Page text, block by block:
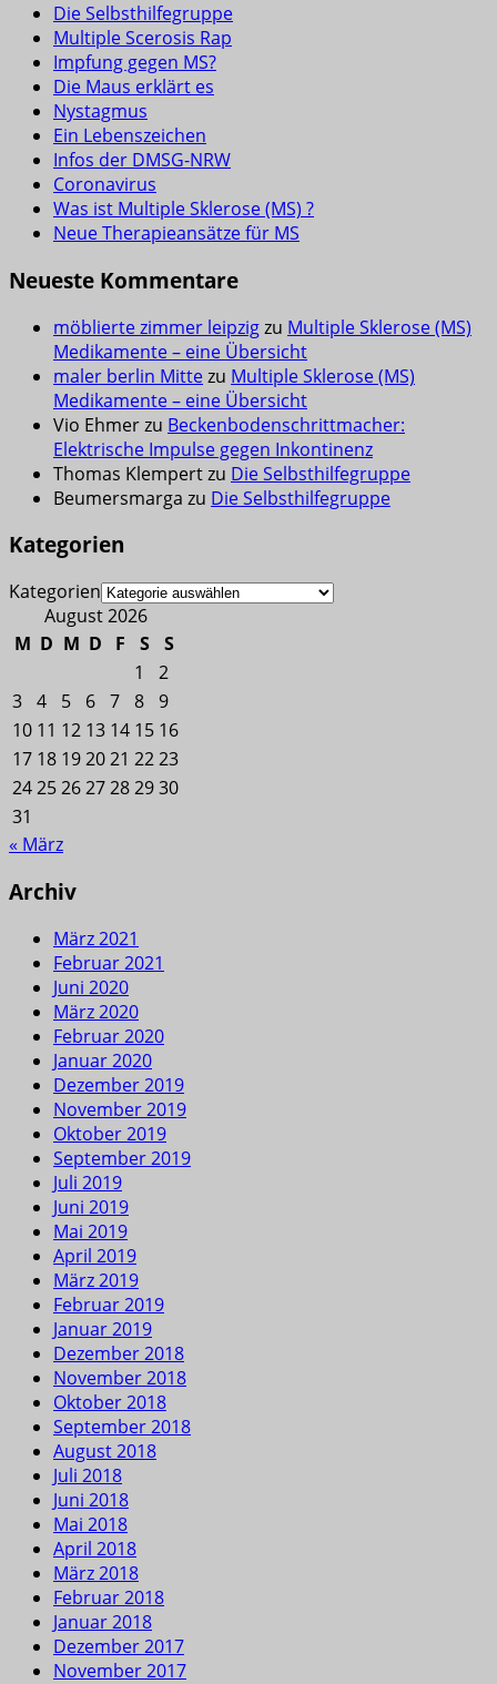
Die Selbsthilfegruppe
Multiple Scerosis Rap
Impfung gegen MS?
Die Maus erklärt es
Nystagmus
Ein Lebenszeichen
Infos der DMSG-NRW
Coronavirus
Was ist Multiple Sklerose (MS) ?
Neue Therapieansätze für MS
Neueste Kommentare
möblierte zimmer leipzigzu Multiple Sklerose (MS)
Medikamente – eine Übersicht
maler berlin Mittezu Multiple Sklerose (MS)
Medikamente – eine Übersicht
Vio Ehmerzu Beckenbodenschrittmacher:
Elektrische Impulse gegen Inkontinenz
Thomas Klempertzu Die Selbsthilfegruppe
Beumersmarga zu Die Selbsthilfegruppe
Kategorien
Kategorien
August 2026
M D M D F S
S
1
2
3 4 5 6 7 8 9
10 11 12 13 14 15 16
17 18 192021 2223
24252627282930
31
« März
Archiv
März 2021
Februar 2021
Juni 2020
März 2020
Februar 2020
Januar 2020
Dezember 2019
November 2019
Oktober 2019
September 2019
Juli 2019
Juni 2019
Mai 2019
April 2019
März 2019
Februar 2019
Januar 2019
Dezember 2018
November 2018
Oktober 2018
September 2018
August 2018
Juli 2018
Juni 2018
Mai 2018
April 2018
März 2018
Februar 2018
Januar 2018
Dezember 2017
November 2017